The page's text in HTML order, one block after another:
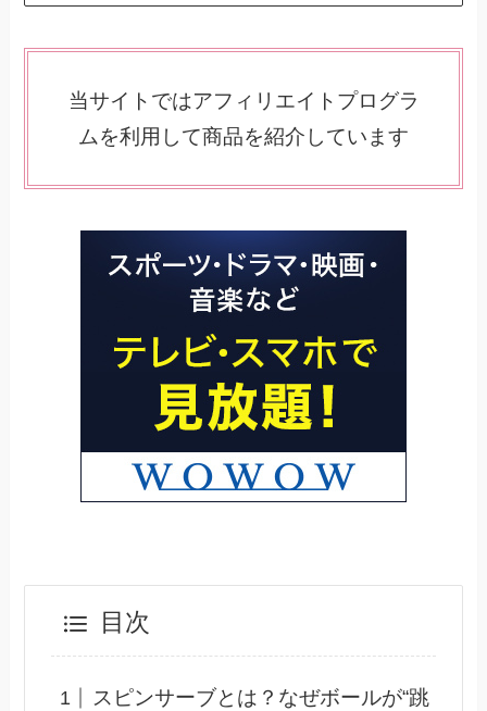
当サイトではアフィリエイトプログラ
ムを利用して商品を紹介しています
目次
スピンサーブとは？なぜボールが“跳